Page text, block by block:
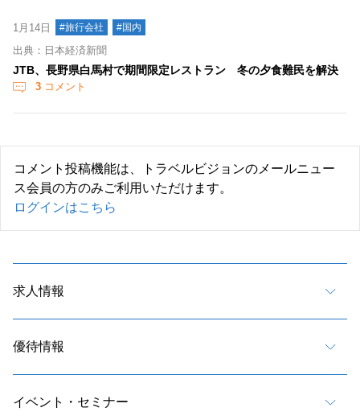
1月14日 #旅行会社 #国内
出典：日本経済新聞
JTB、長野県白馬村で期間限定レストラン 冬の夕食難民を解決
3 コメント
コメント投稿機能は、トラベルビジョンのメールニュー
ス会員の方のみご利用いただけます。
ログインはこちら
求人情報
優待情報
イベント・セミナー